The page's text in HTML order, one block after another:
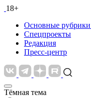
18+
Основные рубрики
Спецпроекты
Редакция
Пресс-центр
Тёмная тема